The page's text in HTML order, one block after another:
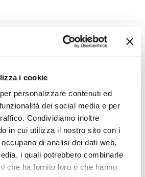
i cookie
personalizzare contenuti ed
dei social media e per
Condividiamo inoltre
in cui utilizza il nostro sito con i
di analisi dei dati web,
i quali potrebbero combinarle
che ha fornito loro o che hanno
Data
pubblicazione
il
Autovia
11 Ottobre 2024
Goldcar
11 Ottobre 2024